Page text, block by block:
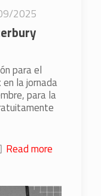
2025
para el
la jornada
para la
Read more